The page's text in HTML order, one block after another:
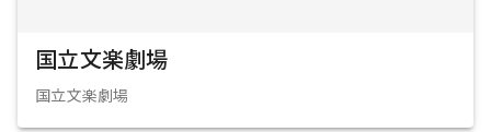
国立文楽劇場
国立文楽劇場